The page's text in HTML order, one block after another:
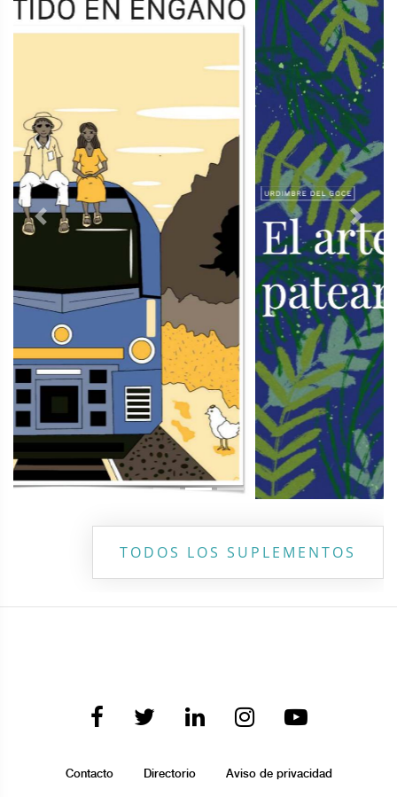
Previous Next
TODOS LOS SUPLEMENTOS
Contacto Directorio Aviso de privacidad